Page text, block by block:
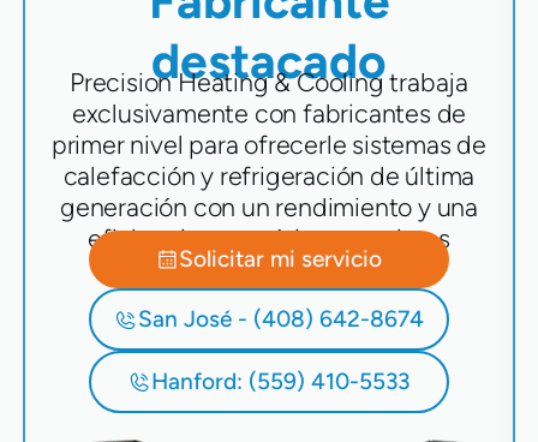
destacado
Precision Heating & Cooling trabaja
exclusivamente con fabricantes de
primer nivel para ofrecerle sistemas de
calefacción y refrigeración de última
generación con un rendimiento y una
eficiencia energética superiores
Solicitar mi servicio
San José - (408) 642-8674
Hanford: (559) 410-5533